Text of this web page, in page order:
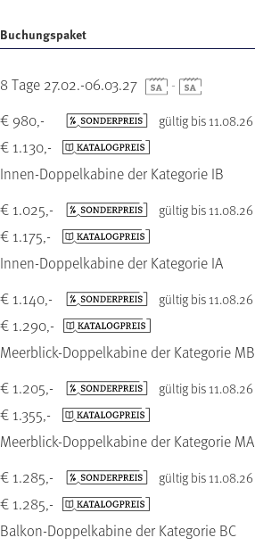
Buchungspaket
8 Tage 27.02.-06.03.27 -
Innen-Doppelkabine der Kategorie IB
€ 980,- gültig bis 11.08.26
€ 1.130,-
Innen-Doppelkabine der Kategorie IA
€ 1.025,- gültig bis 11.08.26
€ 1.175,-
Meerblick-Doppelkabine der Kategorie MB
€ 1.140,- gültig bis 11.08.26
€ 1.290,-
Meerblick-Doppelkabine der Kategorie MA
€ 1.205,- gültig bis 11.08.26
€ 1.355,-
Balkon-Doppelkabine der Kategorie BC
€ 1.285,- gültig bis 11.08.26
€ 1.285,-